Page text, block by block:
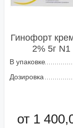
Гинофорт
2% 5г N1
В упаковке
Дозировка
от 1